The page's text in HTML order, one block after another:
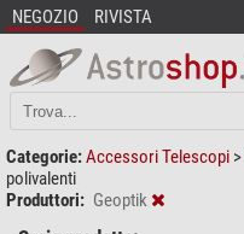
NEGOZIO RIVISTA
Categorie:Accessori Telescopi >
polivalenti
Produttori: Geoptik